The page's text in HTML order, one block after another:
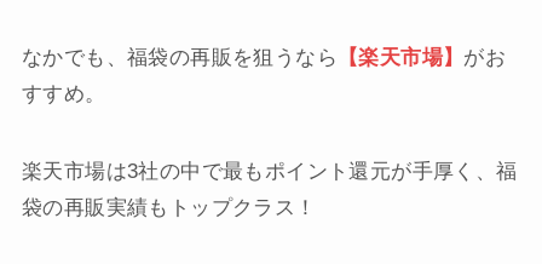
なかでも、福袋の再販を狙うなら 【楽天市場】 がお
すすめ。
楽天市場は3社の中で最もポイント還元が手厚く、福
袋の再販実績もトップクラス！